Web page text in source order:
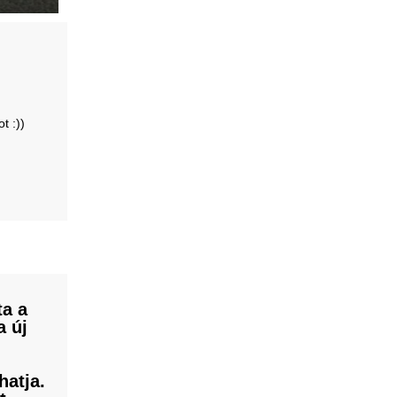
:))
a
új